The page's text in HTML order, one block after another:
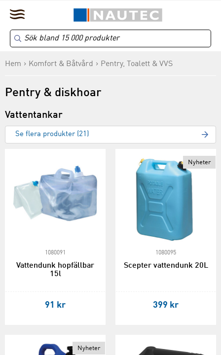
Hem Komfort & Båtvård Pentry, Toalett & VVS
Pentry & diskhoar
Vattentankar
Se flera produkter (21)
1080091
Vattendunk hopfällbar
15l
91 kr
Nyheter
1080095
Scepter vattendunk 20L
399 kr
Nyheter